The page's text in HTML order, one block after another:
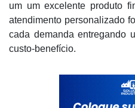
um um excelente produto
atendimento personalizado
cada demanda entregando
custo-benefício.